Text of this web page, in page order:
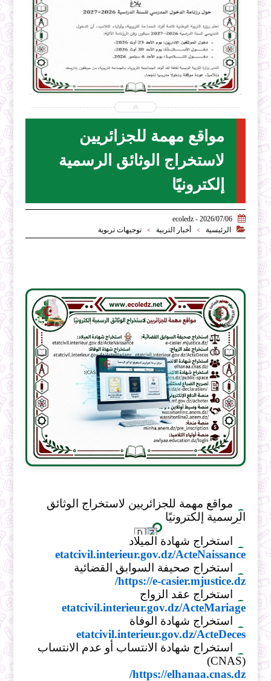
2026-07-31
ecoledz.net
مواقع مهمة للجزائريين
لاستخراج الوثائق الرسمية
إلكترونيًا

2026/07/06 - ecoledz

الرئيسية > أخبار التربية > توجيهات تربوية
مواقع مهمة للجزائريين لاستخراج الوثائق
الرسمية إلكترونيًا
استخراج شهادة الميلاد
etatcivil.interieur.gov.dz/ActeNaissance
استخراج صحيفة السوابق القضائية
https://e-casier.mjustice.dz/
استخراج عقد الزواج
etatcivil.interieur.gov.dz/ActeMariage
استخراج شهادة الوفاة
etatcivil.interieur.gov.dz/ActeDeces
استخراج شهادة الانتساب أو عدم الانتساب
(CNAS)
https://elhanaa.cnas.dz/